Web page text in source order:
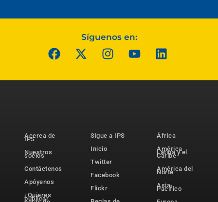
Síguenos en:
Acerca de
IPS
Nuestros
socios
Contáctenos
Apóyenos
¿Quieres
publicar
Sigue a IPS
Inicio
Twitter
Facebook
Flickr
África
América
Latina y el
Caribe
América del
Norte
Asia-
Pacífico